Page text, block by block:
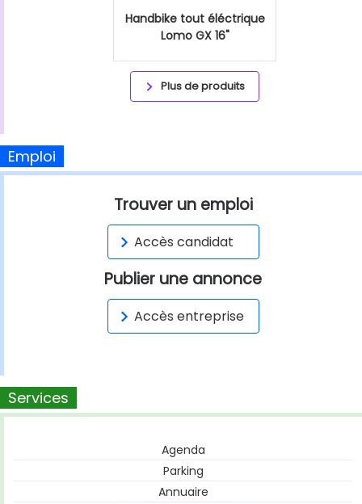
Handbike tout éléctrique
Lomo GX 16"
Plus de produits
Emploi
Trouver un emploi
Accès candidat
Publier une annonce
Accès entreprise
Services
Agenda
Parking
Annuaire